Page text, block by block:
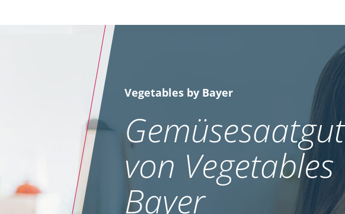
Vegetables by Bayer
Gemüsesaatgut
von Vegetables
Bayer